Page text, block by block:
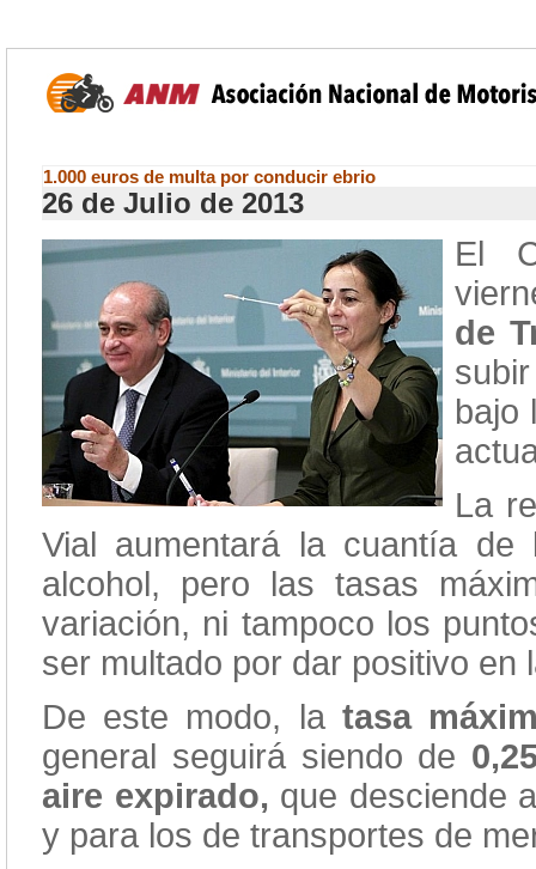
1.000 euros de multa por conducir ebrio
26 de Julio de 2013
El
de
bajo
La
Vial aumentará la cuantía
alcohol, pero las tasas
variación, ni tampoco los
ser multado por dar positivo en
De este modo, la tasa
general seguirá siendo de
aire expirado, que desciende
y para los de transportes de